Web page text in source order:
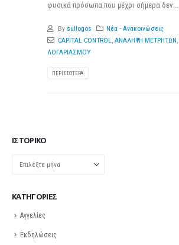
φυσικά πρόσωπα που μέχρι σήμερα δεν...
By sullogos
Νέα - Ανακοινώσεις
CAPITAL CONTROL, ΑΝΑΛΗΨΗ ΜΕΤΡΗΤΩΝ,
ΛΟΓΑΡΙΑΣΜΟΥ
ΠΕΡΙΣΣΌΤΕΡΑ
ΙΣΤΟΡΙΚΌ
Ιστορικό
KΑΤΗΓΟΡΊΕΣ
Αγγελίες
Εκδηλώσεις